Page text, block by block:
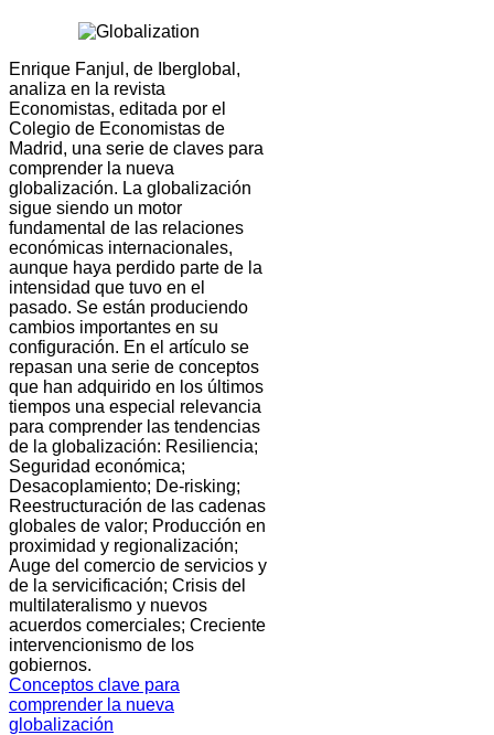
Enrique Fanjul, de Iberglobal,
analiza en la revista
Economistas, editada por el
Colegio de Economistas de
Madrid, una serie de claves para
comprender la nueva
globalización. La globalización
sigue siendo un motor
fundamental de las relaciones
económicas internacionales,
aunque haya perdido parte de la
intensidad que tuvo en el
pasado. Se están produciendo
cambios importantes en su
configuración. En el artículo se
repasan una serie de conceptos
que han adquirido en los últimos
tiempos una especial relevancia
para comprender las tendencias
de la globalización: Resiliencia;
Seguridad económica;
Desacoplamiento; De-risking;
Reestructuración de las cadenas
globales de valor; Producción en
proximidad y regionalización;
Auge del comercio de servicios y
de la servicificación; Crisis del
multilateralismo y nuevos
acuerdos comerciales; Creciente
intervencionismo de los
gobiernos.
Conceptos clave para
comprender la nueva
globalización